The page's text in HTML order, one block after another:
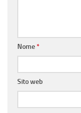
Nome*
Sito web